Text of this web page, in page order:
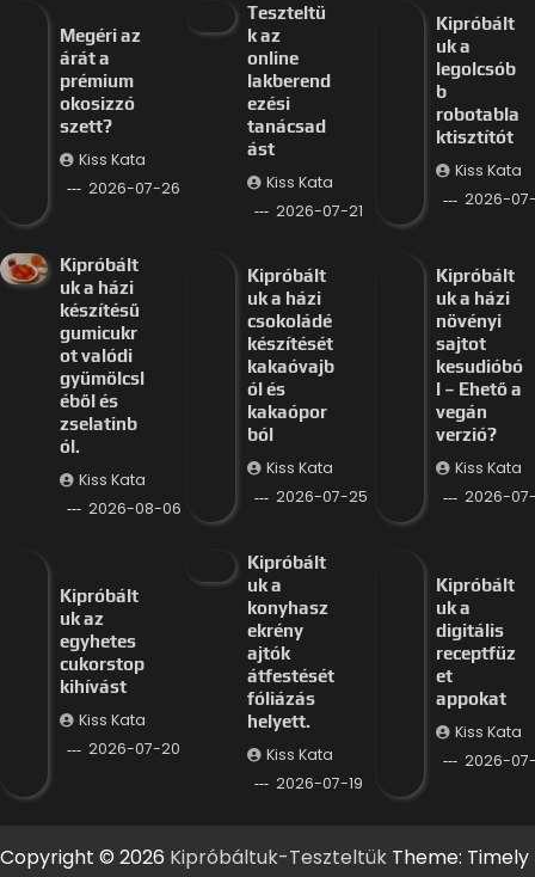
Megéri az
árát a
prémium
okosizzó
szett?
Kiss Kata
2026-07-26
Teszteltü
k az
online
lakberend
ezési
tanácsad
ást
Kiss Kata
2026-07-21
Kipróbált
uk a
legolcsób
b
robotabla
ktisztítót
Kiss Kata
2026-
Kipróbált
uk a házi
készítésű
gumicukr
ot valódi
gyümölcsl
éből és
zselatinb
ól.
Kiss Kata
2026-08-06
Kipróbált
uk a házi
csokoládé
készítését
kakaóvajb
ól és
kakaópor
ból
Kiss Kata
2026-07-25
Kipróbált
uk a házi
növényi
sajtot
kesudióbó
l – Ehető a
vegán
verzió?
Kiss Kata
2026-
Kipróbált
uk az
egyhetes
cukorstop
kihívást
Kiss Kata
2026-07-20
Kipróbált
uk a
konyhasz
ekrény
ajtók
átfestését
fóliázás
helyett.
Kiss Kata
2026-07-19
Kipróbált
uk a
digitális
receptfüz
et
appokat
Kiss Kata
2026-
Copyright © 2026 Kipróbáltuk-Teszteltük Theme: Timely